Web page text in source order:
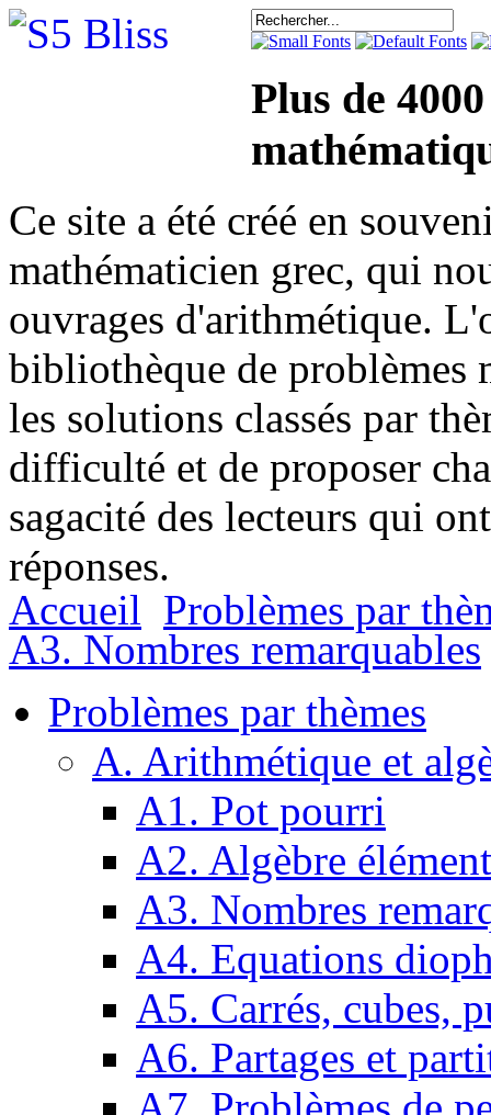
Plus de
Ce site a été créé en
mathématicien grec, qui
ouvrages d'arithmétique.
bibliothèque de problèmes
les solutions classés par
difficulté et de proposer
sagacité des lecteurs qui
réponses.
Accueil Problèmes par
A3. Nombres remarquables
Problèmes par thèmes
A. Arithmétique et
A1. Pot pourri
A2. Algèbre
A3. Nombres
A4. Equations
A5. Carrés, cubes,
A6. Partages et